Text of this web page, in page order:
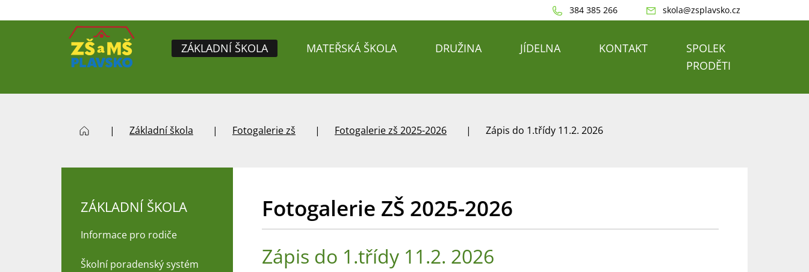
384 385 266 skola@zsplavsko.cz
ZÁKLADNÍ ŠKOLA MATEŘSKÁ ŠKOLA DRUŽINA JÍDELNA KONTAKT
SPOLEK
PRODĚTI
Základní škola Fotogalerie zš Fotogalerie zš 2025-2026 Zápis do 1.třídy 11.2. 2026
Fotogalerie ZŠ 2025-2026
Zápis do 1.třídy 11.2. 2026
ZÁKLADNÍ ŠKOLA
Informace pro rodiče
Školní poradenský systém